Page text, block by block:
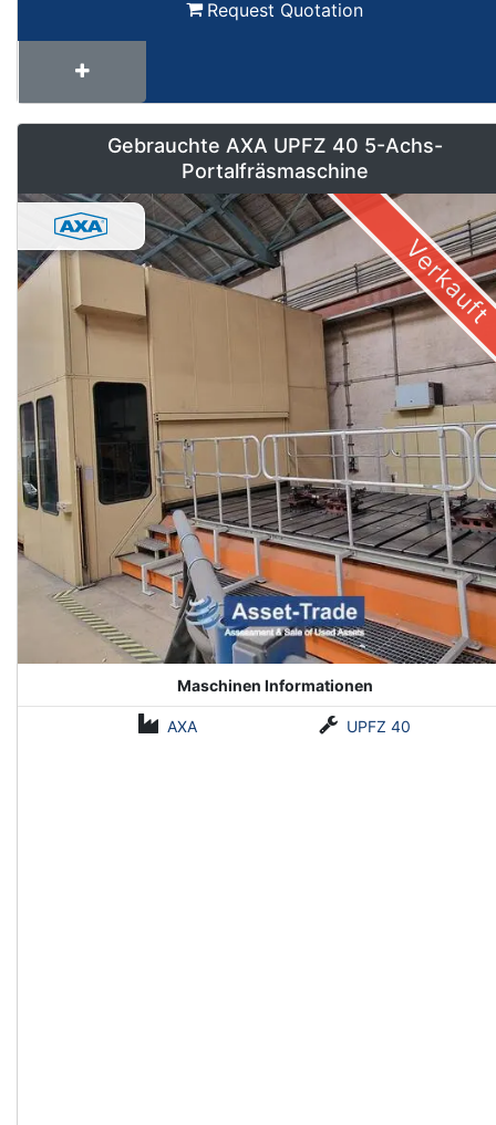
Request Quotation
Gebrauchte AXA UPFZ 40 5-Achs-
Portalfräsmaschine
Verkauft
Maschinen Informationen
AXA UPFZ 40